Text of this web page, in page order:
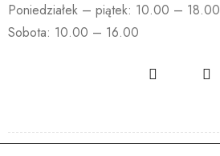
Poniedziałek – piątek: 10.00 – 18.00
Sobota: 10.00 – 16.00